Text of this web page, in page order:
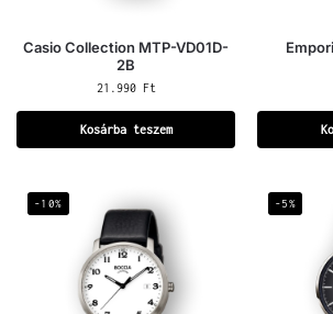
Casio Collection MTP-VD01D-
2B
21.990 Ft
Kosárba teszem
-10% -5%